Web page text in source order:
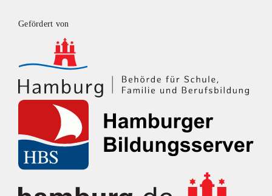
Gefördert von